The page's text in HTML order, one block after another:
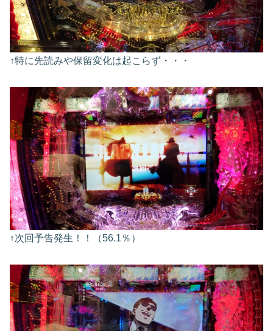
↑特に先読みや保留変化は起こらず・・・
↑次回予告発生！！（56.1％）